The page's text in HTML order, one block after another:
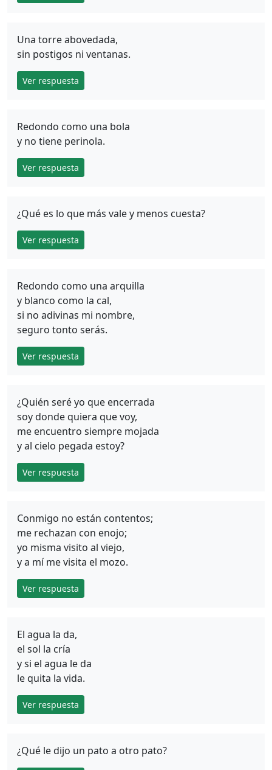
Una torre abovedada,
sin postigos ni ventanas.
Ver respuesta
Redondo como una bola
y no tiene perinola.
Ver respuesta
¿Qué es lo que más vale y menos cuesta?
Ver respuesta
Redondo como una arquilla
y blanco como la cal,
si no adivinas mi nombre,
seguro tonto serás.
Ver respuesta
¿Quién seré yo que encerrada
soy donde quiera que voy,
me encuentro siempre mojada
y al cielo pegada estoy?
Ver respuesta
Conmigo no están contentos;
me rechazan con enojo;
yo misma visito al viejo,
y a mí me visita el mozo.
Ver respuesta
El agua la da,
el sol la cría
y si el agua le da
le quita la vida.
Ver respuesta
¿Qué le dijo un pato a otro pato?